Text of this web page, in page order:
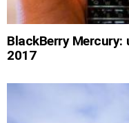
BlackBerry
2017